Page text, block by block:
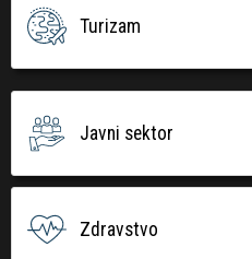
Turizam
Javni sektor
Zdravstvo